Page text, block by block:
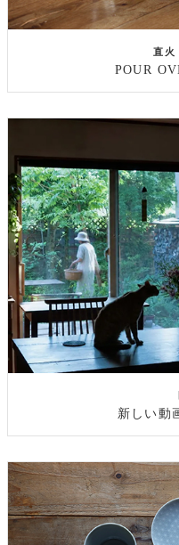
直火
POUR
新しい動